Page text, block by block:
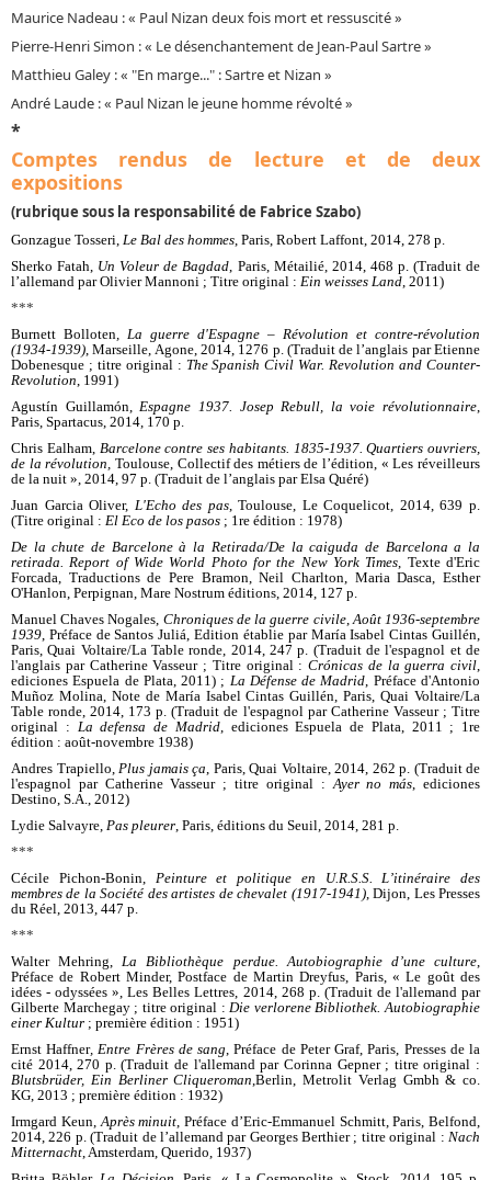
Maurice Nadeau : « Paul Nizan deux fois mort et ressuscité »
Pierre-Henri Simon : « Le désenchantement de Jean-Paul Sartre»
Matthieu Galey : « "En marge..." : Sartre et Nizan »
André Laude : « Paul Nizan le jeune homme révolté »
*
Comptes rendus de lecture et de deux
expositions
(rubrique sous la responsabilité de Fabrice Szabo)
Gonzague Tosseri, Le Bal des hommes, Paris, Robert Laffont, 2014, 278 p.
Sherko Fatah, Un Voleur de Bagdad, Paris, Métailié, 2014, 468 p. (Traduit de
l’allemand par Olivier Mannoni ; Titre original : Ein weisses Land, 2011)
***
Burnett Bolloten, La guerre d'Espagne – Révolution et contre-révolution
(1934-1939), Marseille, Agone, 2014, 1276 p. (Traduit de l’anglais par Etienne
Dobenesque ; titre original : The Spanish Civil War. Revolution and Counter-
Revolution, 1991)
Agustín Guillamón,Espagne 1937. Josep Rebull, la voie révolutionnaire,
Paris, Spartacus, 2014, 170 p.
Chris Ealham, Barcelone contre ses habitants. 1835-1937. Quartiers ouvriers,
de la révolution, Toulouse, Collectif des métiers de l’édition, « Les réveilleurs
de la nuit », 2014, 97 p. (Traduit de l’anglais par Elsa Quéré)
Juan Garcia Oliver, L'Echo des pas, Toulouse, Le Coquelicot, 2014, 639 p.
(Titre original : El Eco de los pasos ; 1re édition : 1978)
De la chute de Barcelone à la Retirada/De la caiguda de Barcelona a la
retirada. Report of Wide World Photo for the New York Times, Texte d'Eric
Forcada, Traductions de Pere Bramon, Neil Charlton, Maria Dasca, Esther
O'Hanlon, Perpignan, Mare Nostrum éditions, 2014, 127 p.
Manuel Chaves Nogales, Chroniques de la guerre civile,Août 1936-septembre
1939, Préface de Santos Juliá, Edition établie par María Isabel Cintas Guillén,
Paris, Quai Voltaire/La Table ronde, 2014, 247 p. (Traduit de l'espagnol et de
l'anglais par Catherine Vasseur ; Titre original : Crónicas de la guerra civil,
ediciones Espuela de Plata, 2011) ; La Défense de Madrid, Préface d'Antonio
Muñoz Molina, Note de María Isabel Cintas Guillén, Paris, Quai Voltaire/La
Table ronde, 2014, 173 p. (Traduit de l'espagnol par Catherine Vasseur ; Titre
original : La defensa de Madrid, ediciones Espuela de Plata, 2011 ; 1re
édition : août-novembre 1938)
Andres Trapiello, Plus jamais ça, Paris, Quai Voltaire, 2014, 262 p. (Traduit de
l'espagnol par Catherine Vasseur ; titre original :Ayer no más, ediciones
Destino, S.A., 2012)
Lydie Salvayre, Pas pleurer, Paris, éditions du Seuil, 2014, 281 p.
***
Cécile Pichon-Bonin, Peinture et politique en U.R.S.S. L’itinéraire des
membres de la Société des artistes de chevalet (1917-1941), Dijon, Les Presses
du Réel, 2013, 447 p.
***
Walter Mehring, La Bibliothèque perdue. Autobiographie d’une culture,
Préface de Robert Minder, Postface de Martin Dreyfus, Paris, « Le goût des
idées - odyssées », Les Belles Lettres, 2014, 268 p. (Traduit de l'allemand par
Gilberte Marchegay ; titre original :Die verlorene Bibliothek. Autobiographie
einer Kultur ; première édition : 1951)
Ernst Haffner, Entre Frères de sang, Préface de Peter Graf, Paris, Presses de la
cité 2014, 270 p. (Traduit de l'allemand par Corinna Gepner ; titre original :
Blutsbrüder, Ein Berliner Cliqueroman,Berlin, Metrolit Verlag Gmbh & co.
KG, 2013 ; première édition : 1932)
Irmgard Keun,Après minuit, Préface d’Eric-Emmanuel Schmitt, Paris, Belfond,
2014, 226 p. (Traduit de l’allemand par Georges Berthier ; titre original : Nach
Mitternacht, Amsterdam, Querido, 1937)